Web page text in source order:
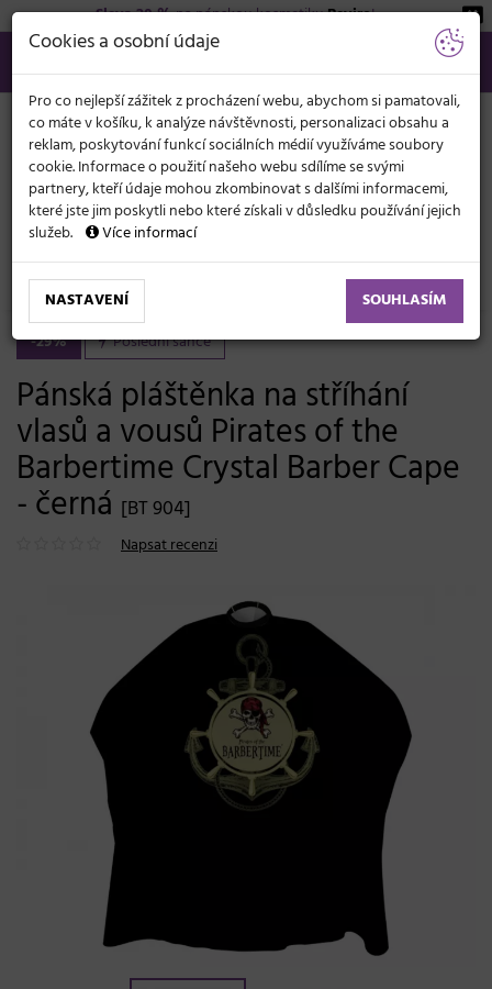
Sleva 20 %na pánskou kosmetikuBeviro!
566 440 099
info@svetkadernictvi.cz
Po−pá: 8−17
Vše o nákupu Kč
KATEGORIE
MENU
Kadeřnické potřeby Pláštěnky, zástěry
Pláštěnky
Barber
-29% Poslední šance
Pánská pláštěnka na stříhání
vlasů a vousů Pirates of the
Barbertime Crystal Barber Cape
- černá [BT 904]
Napsat recenzi
Cookies a osobní údaje
Pro co nejlepší zážitek z procházení webu, abychom si pamatovali,
co máte v košíku, k analýze návštěvnosti, personalizaci obsahu a
reklam, poskytování funkcí sociálních médií využíváme soubory
cookie. Informace o použití našeho webu sdílíme se svými
partnery, kteří údaje mohou zkombinovat s dalšími informacemi,
které jste jim poskytli nebo které získali v důsledku používání jejich
služeb.
Více informací
NASTAVENÍ SOUHLASÍM